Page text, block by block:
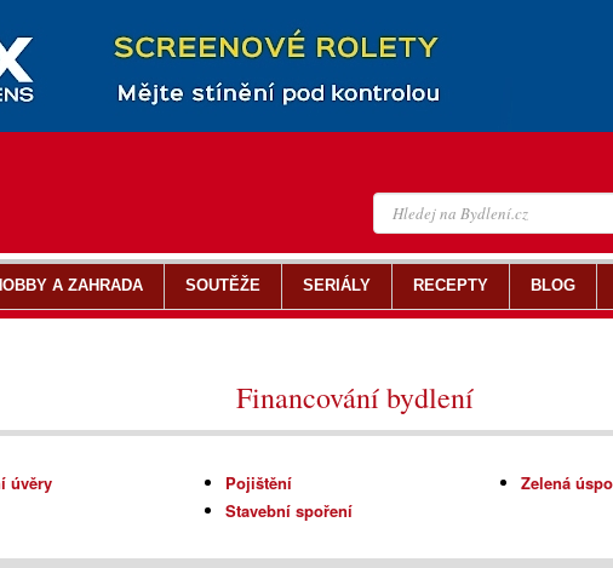
Financování bydlení
úvěry
Pojištění
Stavební spoření
Zelená
A ZAHRADA SOUTĚŽE SERIÁLY RECEPTY BLOG